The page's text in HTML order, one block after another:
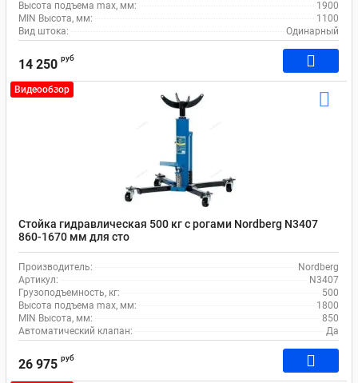
Высота подъема max, мм:
1900
MIN Высота, мм:
1100
Вид штока:
Одинарный
14 250 руб
Видеообзор
Стойка гидравлическая 500 кг с рогами Nordberg N3407
860-1670 мм для сто
Производитель:
Nordberg
Артикул:
N3407
Грузоподъемность, кг:
500
Высота подъема max, мм:
1800
MIN Высота, мм:
850
Автоматический клапан:
Да
26 975 руб